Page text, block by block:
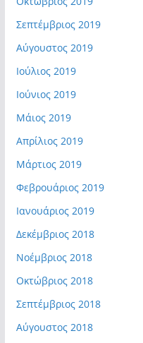
Σεπτέμβριος 2019
Αύγουστος 2019
Ιούλιος 2019
Ιούνιος 2019
Μάιος 2019
Απρίλιος 2019
Μάρτιος 2019
Φεβρουάριος 2019
Ιανουάριος 2019
Δεκέμβριος 2018
Νοέμβριος 2018
Οκτώβριος 2018
Σεπτέμβριος 2018
Αύγουστος 2018